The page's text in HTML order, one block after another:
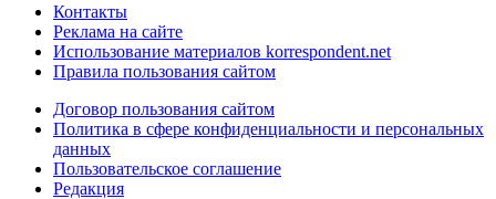
Контакты
Реклама на сайте
Использование материалов korrespondent.net
Правила пользования сайтом
Договор пользования сайтом
Политика в сфере конфиденциальности и персональных
данных
Пользовательское соглашение
Редакция